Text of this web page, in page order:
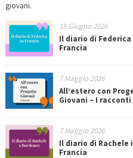
giovani.
15 Giugno 2026
Il diario di Federica
Francia
7 Maggio 2026
All’estero con
Giovani – I racconti
7 Maggio 2026
Il diario di Rachele
Francia